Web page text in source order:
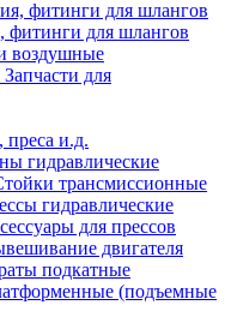
фитинги для шлангов
воздушные
Запчасти для
и.д.
гидравлические
трансмиссионные
гидравлические
для прессов
двигателя
подкатные